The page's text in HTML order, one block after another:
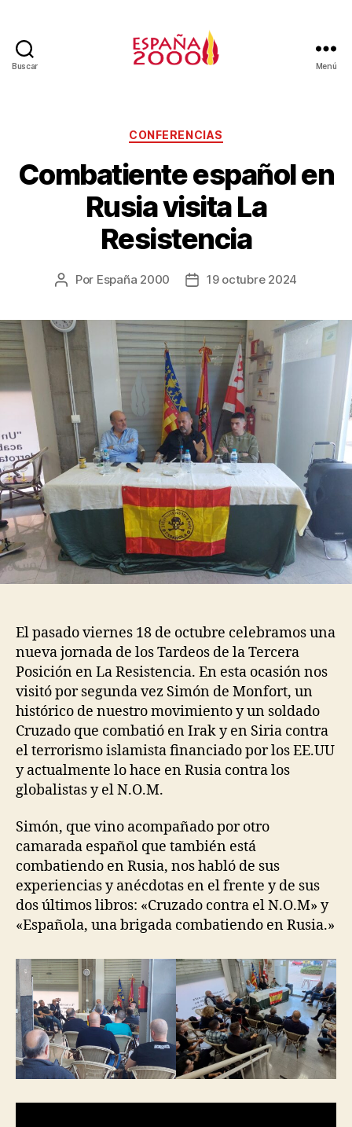
Buscar Menú
CONFERENCIAS
Combatiente español en
Rusia visita La
Resistencia
Por España 2000 19 octubre 2024
El pasado viernes 18 de octubre celebramos una
nueva jornada de los Tardeos de la Tercera
Posición en La Resistencia. En esta ocasión nos
visitó por segunda vez Simón de Monfort, un
histórico de nuestro movimiento y un soldado
Cruzado que combatió en Irak y en Siria contra
el terrorismo islamista financiado por los EE.UU
y actualmente lo hace en Rusia contra los
globalistas y el N.O.M.
Simón, que vino acompañado por otro
camarada español que también está
combatiendo en Rusia, nos habló de sus
experiencias y anécdotas en el frente y de sus
dos últimos libros: «Cruzado contra el N.O.M» y
«Española, una brigada combatiendo en Rusia.»